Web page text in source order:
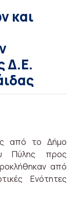
και
Δ.E.
από το Δήμο
Πύλης προς
από
Ενότητες